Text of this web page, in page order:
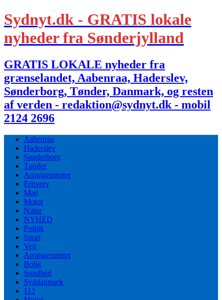
Sydnyt.dk - GRATIS lokale
nyheder fra Sønderjylland
GRATIS LOKALE nyheder fra
grænselandet, Aabenraa, Haderslev,
Sønderborg, Tønder, Danmark, og resten
af verden - redaktion@sydnyt.dk - mobil
2124 2696
Aabenraa
Haderslev
Sønderborg
Tønder
Arrangementer
Erhverv
Mad
Motor
Natur
NYHED
Politik
Sport
Vejr
Arrangementer
Bolig
Sundhed
Syddanmark
112